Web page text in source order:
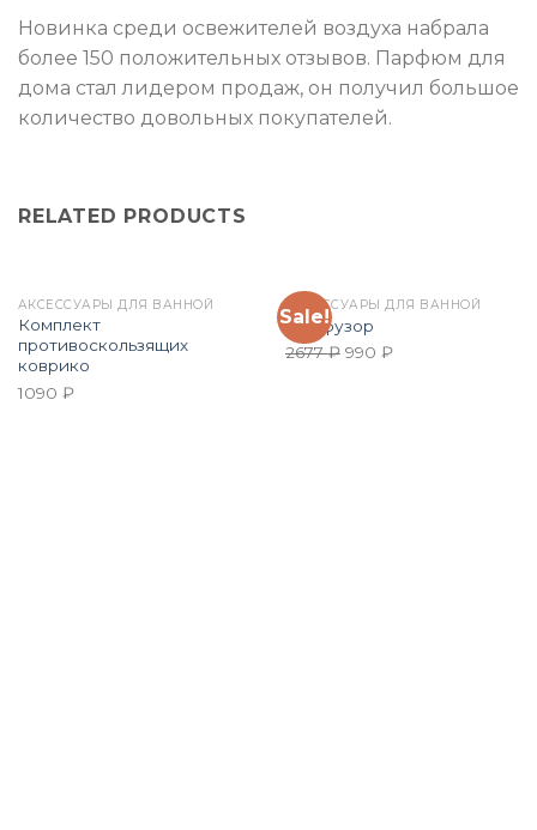
Новинка среди освежителей воздуха набрала
более 150 положительных отзывов. Парфюм для
дома стал лидером продаж, он получил большое
количество довольных покупателей.
RELATED PRODUCTS
АКСЕССУАРЫ ДЛЯ ВАННОЙ
Комплект
противоскользящих
коврико
1090 ₽
Sale!
АКСЕССУАРЫ ДЛЯ ВАННОЙ
Диффузор
2677₽ 990 ₽